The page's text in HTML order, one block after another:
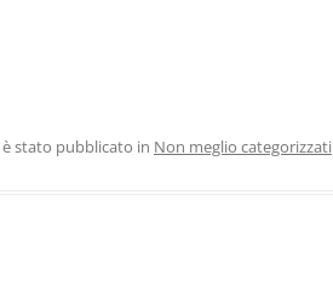
stato pubblicato in Non meglio categorizzati